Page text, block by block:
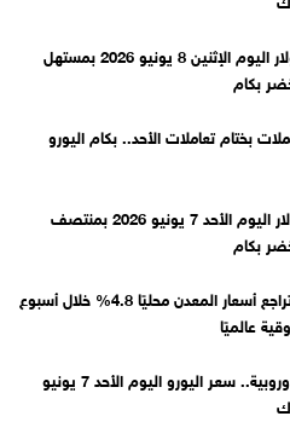
تراجع سعر الدولار اليوم الإثنين 8 يونيو 2026 بمستهل
بكام
بختام تعاملات الأحد.. بكام اليورو
تباين سعر الدولار اليوم الأحد 7 يونيو 2026 بمنتصف
بكام
شعبة الذهب: تراجع أسعار المعدن محليًا 4.8% خلال أسبوع
عالميًا
تباين العملة الأوروبية.. سعر اليورو اليوم الأحد 7 يونيو